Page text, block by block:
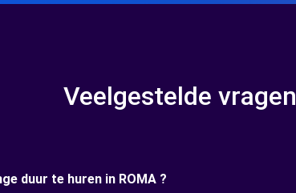
Veelgestelde vragen
duur te huren in ROMA ?